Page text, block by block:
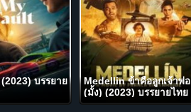
บรรยาย
Medellin ข้าคือลูกเจ้าพ่อ
(มั้ง) (2023) บรรยายไทย